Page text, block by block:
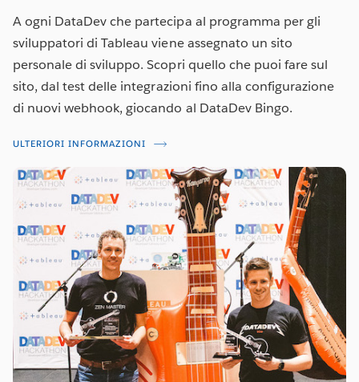
A ogni DataDev che partecipa al programma per gli
sviluppatori di Tableau viene assegnato un sito
personale di sviluppo. Scopri quello che puoi fare sul
sito, dal test delle integrazioni fino alla configurazione
di nuovi webhook, giocando al DataDev Bingo.
ULTERIORI INFORMAZIONI